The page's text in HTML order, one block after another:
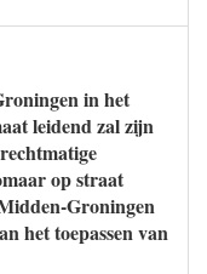
in het
leidend zal zijn
op straat
Groningen
het toepassen van